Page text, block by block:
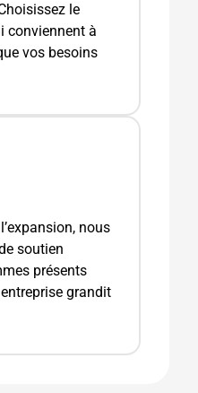
le
conviennent à
vos besoins
nous
soutien
présents
grandit